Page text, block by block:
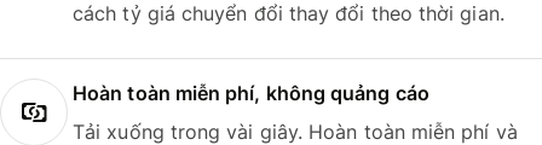
cách tỷ giá chuyển đổi thay đổi theo thời gian.
Hoàn toàn miễn phí, không quảng cáo
Tải xuống trong vài giây. Hoàn toàn miễn phí và